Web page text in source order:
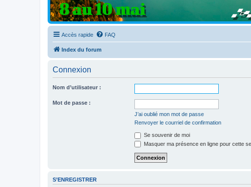
Accès rapide FAQ
Index du forum
Connexion
Nom d’utilisateur :
Mot de passe :
J’ai oublié mon mot de passe
Renvoyer le courriel de confirmation
Se souvenir de moi
Masquer ma présence en ligne pour cette
S’ENREGISTRER